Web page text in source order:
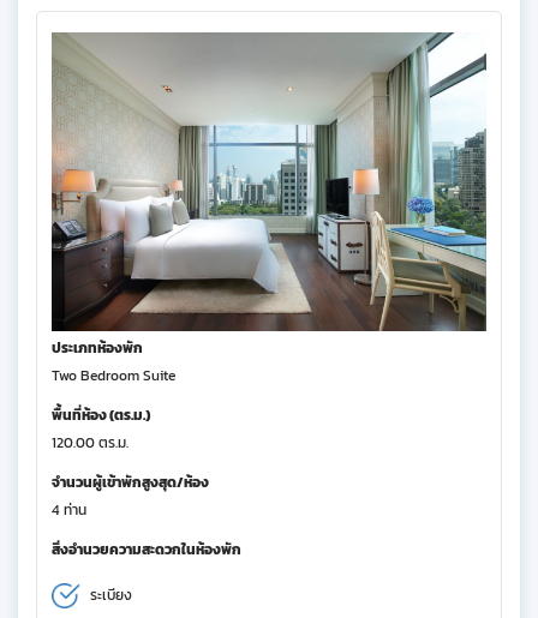
ประเภทห้องพัก
Two Bedroom Suite
พื้นที่ห้อง (ตร.ม.)
120.00 ตร.ม.
จำนวนผู้เข้าพักสูงสุด/ห้อง
4 ท่าน
สิ่งอำนวยความสะดวกในห้องพัก
ระเบียง